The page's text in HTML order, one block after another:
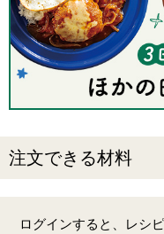
注文できる材料
ログインすると、レシ